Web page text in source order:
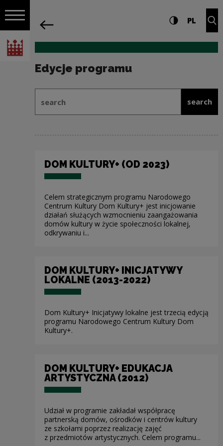
Open navigation
National Centre for Culture Poland
Navigation Settings and search
High contrast
PL
Edycje programu
Search form as part of: Edycjesearch
DOM KULTURY+ (OD 2023)
Celem strategicznym programu Narodowego
Centrum Kultury Dom Kultury+ jest inicjowanie
działań służących wzmocnieniu zaangażowania
domów kultury w życie społeczności lokalnej,
odkrywaniu i...
DOM KULTURY+ INICJATYWY
LOKALNE (2013-2022)
Dom Kultury+ Inicjatywy lokalne jest trzecią edycją
programu Narodowego Centrum Kultury Dom
Kultury+.
DOM KULTURY+ EDUKACJA
ARTYSTYCZNA (2012)
Udział w programie zakładał współpracę
partnerską domów, ośrodków i centrów kultury
ze szkołami poprzez realizację zajęć
z przedmiotów artystycznych. Celem programu...